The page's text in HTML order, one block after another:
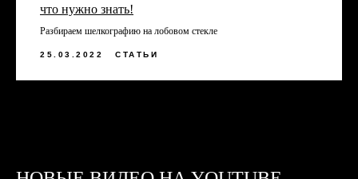
что нужно знать!
Разбираем шелкографию на лобовом стекле
25.03.2022 СТАТЬИ
ЗВОНОК
Заполните форму или свяжитесь